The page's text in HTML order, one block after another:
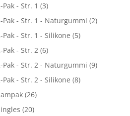
- Str. 1 (3)
Pak - Str. 1 - Naturgummi (2)
- Str. 1 - Silikone (5)
Pak - Str. 2 (6)
Pak - Str. 2 - Naturgummi (9)
- Str. 2 - Silikone (8)
(26)
(20)